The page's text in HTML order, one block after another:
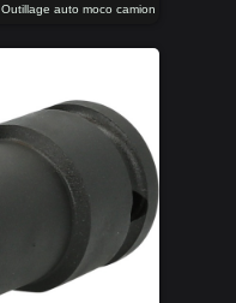
Outillage auto moco camion